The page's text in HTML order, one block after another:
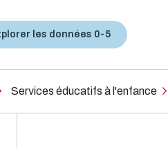
les données 0-5
Services éducatifs à l'enfance